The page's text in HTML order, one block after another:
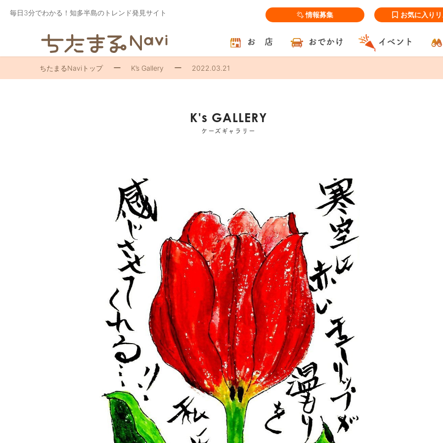
毎日3分でわかる！知多半島のトレンド発見サイト 情報募集 お気に入り
お 店 おでかけ イベント
ちたまるNaviトップ K’s Gallery 2022.03.21
K's GALLERY
ケーズギャラリー